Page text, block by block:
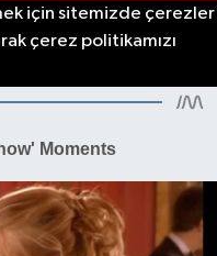
için sitemizde çerezler
çerez politikamızı